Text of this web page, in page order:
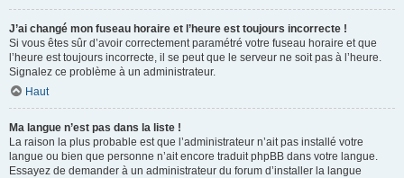
J’ai changé mon fuseau horaire et l’heure est toujours incorrecte !
Si vous êtes sûr d’avoir correctement paramétré votre fuseau horaire et que
l’heure est toujours incorrecte, il se peut que le serveur ne soit pas à l’heure.
Signalez ce problème à un administrateur.
Haut
Ma langue n’est pas dans la liste !
La raison la plus probable est que l’administrateur n’ait pas installé votre
langue ou bien que personne n’ait encore traduit phpBB dans votre langue.
Essayez de demander à un administrateur du forum d’installer la langue